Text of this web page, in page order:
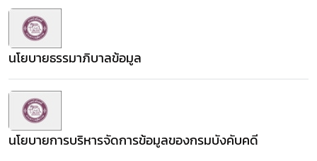
นโยบายธรรมาภิบาลข้อมูล
นโยบายการบริหารจัดการข้อมูลของกรมบังคับคดี